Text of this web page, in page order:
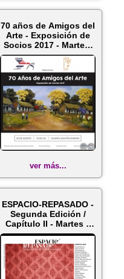
70 años de Amigos del
Arte - Exposición de
Socios 2017 - Martes,
...
ver más...
ESPACIO-REPASADO -
Segunda Edición /
Capítulo II - Martes 6
de Ju...